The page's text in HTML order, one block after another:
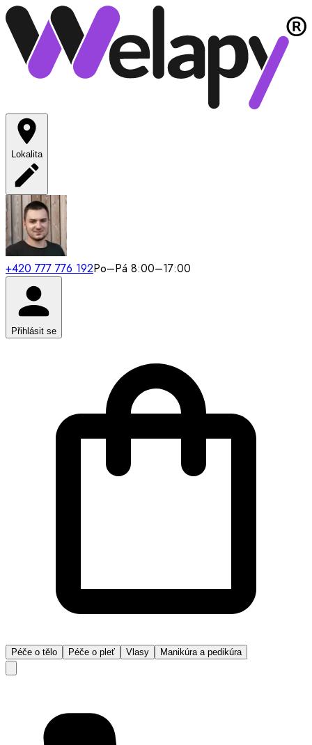
Lokalita
+420 777 776 192Po–Pá 8:00–17:00
Přihlásit se
Péče o tělo Péče o pleť Vlasy Manikúra a pedikúra